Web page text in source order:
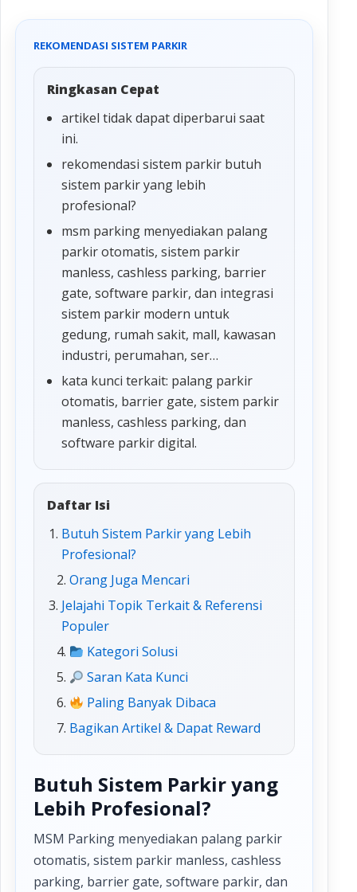
REKOMENDASI SISTEM PARKIR
Ringkasan Cepat
artikel tidak dapat diperbarui saat
ini.
rekomendasi sistem parkir butuh
sistem parkir yang lebih
profesional?
msm parking menyediakan palang
parkir otomatis, sistem parkir
manless, cashless parking, barrier
gate, software parkir, dan integrasi
sistem parkir modern untuk
gedung, rumah sakit, mall, kawasan
industri, perumahan, ser…
kata kunci terkait: palang parkir
otomatis, barrier gate, sistem parkir
manless, cashless parking, dan
software parkir digital.
Daftar Isi
Butuh Sistem Parkir yang Lebih
Profesional?
Orang Juga Mencari
Jelajahi Topik Terkait & Referensi
Populer
Kategori Solusi
Saran Kata Kunci
Paling Banyak Dibaca
Bagikan Artikel & Dapat Reward
Butuh Sistem Parkir yang
Lebih Profesional?
MSM Parking menyediakan palang parkir
otomatis, sistem parkir manless, cashless
parking, barrier gate, software parkir, dan